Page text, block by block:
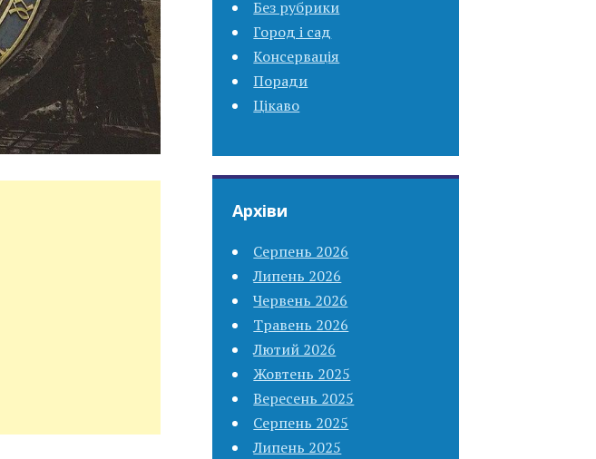
Без рубрики
Город і сад
Консервація
Поради
Цікаво
Архіви
Серпень 2026
Липень 2026
Червень 2026
Травень 2026
Лютий 2026
Жовтень 2025
Вересень 2025
Серпень 2025
Липень 2025